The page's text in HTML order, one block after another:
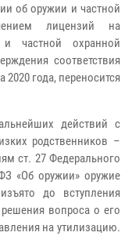
об оружии и частной
лицензий на
и частной охранной
соответствия
2020 года, переносится
действий с
родственников –
ст. 27 Федерального
«Об оружии» оружие
до вступления
вопроса о его
на утилизацию.